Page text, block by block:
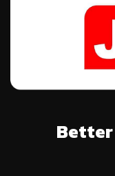
Better